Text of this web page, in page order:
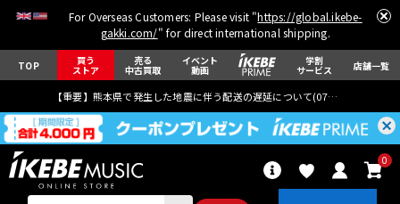
For Overseas Customers: Please visit "https://global.ikebe-
gakki.com/" for direct international shipping.
TOP 買う
ストア
売る
中古買取
イベント
動画
学割
サービス 店舗一覧
【重要】熊本県で発生した地震に伴う配送の遅延について(07月29日
0